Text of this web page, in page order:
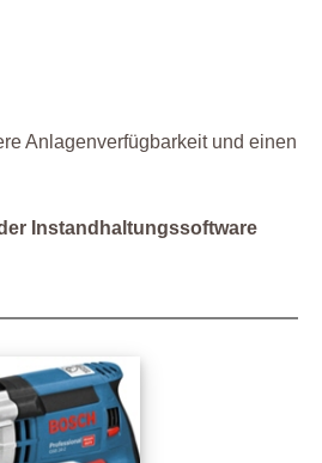
Anlagenverfügbarkeit und einen
Instandhaltungssoftware